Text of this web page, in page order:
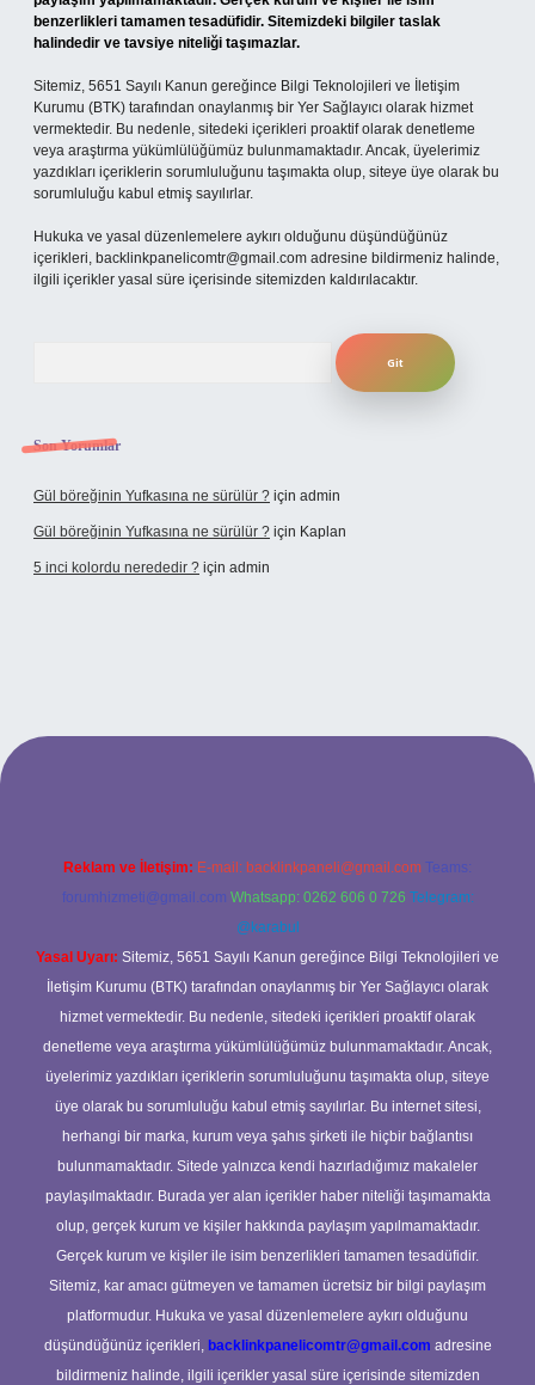
benzerlikleri tamamen tesadüfidir. Sitemizdeki bilgiler taslak
halindedir ve tavsiye niteliği taşımazlar.
Sitemiz, 5651 Sayılı Kanun gereğince Bilgi Teknolojileri ve İletişim
Kurumu (BTK) tarafından onaylanmış bir Yer Sağlayıcı olarak hizmet
vermektedir. Bu nedenle, sitedeki içerikleri proaktif olarak denetleme
veya araştırma yükümlülüğümüz bulunmamaktadır. Ancak, üyelerimiz
yazdıkları içeriklerin sorumluluğunu taşımakta olup, siteye üye olarak bu
sorumluluğu kabul etmiş sayılırlar.
Hukuka ve yasal düzenlemelere aykırı olduğunu düşündüğünüz
içerikleri, backlinkpanelicomtr@gmail.com adresine bildirmeniz halinde,
ilgili içerikler yasal süre içerisinde sitemizden kaldırılacaktır.
Son Yorumlar
Gül böreğinin Yufkasına ne sürülür ? için admin
Gül böreğinin Yufkasına ne sürülür ? için Kaplan
5 inci kolordu nerededir ? için admin
Reklam ve İletişim: E-mail: backlinkpaneli@gmail.com Teams:
forumhizmeti@gmail.com Whatsapp: 0262 606 0 726 Telegram:
@karabul
Yasal Uyarı: Sitemiz, 5651 Sayılı Kanun gereğince Bilgi Teknolojileri ve
İletişim Kurumu (BTK) tarafından onaylanmış bir Yer Sağlayıcı olarak
hizmet vermektedir. Bu nedenle, sitedeki içerikleri proaktif olarak
denetleme veya araştırma yükümlülüğümüz bulunmamaktadır. Ancak,
üyelerimiz yazdıkları içeriklerin sorumluluğunu taşımakta olup, siteye
üye olarak bu sorumluluğu kabul etmiş sayılırlar. Bu internet sitesi,
herhangi bir marka, kurum veya şahıs şirketi ile hiçbir bağlantısı
bulunmamaktadır. Sitede yalnızca kendi hazırladığımız makaleler
paylaşılmaktadır. Burada yer alan içerikler haber niteliği taşımamakta
olup, gerçek kurum ve kişiler hakkında paylaşım yapılmamaktadır.
Gerçek kurum ve kişiler ile isim benzerlikleri tamamen tesadüfidir.
Sitemiz, kar amacı gütmeyen ve tamamen ücretsiz bir bilgi paylaşım
platformudur. Hukuka ve yasal düzenlemelere aykırı olduğunu
düşündüğünüz içerikleri, backlinkpanelicomtr@gmail.com adresine
bildirmeniz halinde, ilgili içerikler yasal süre içerisinde sitemizden